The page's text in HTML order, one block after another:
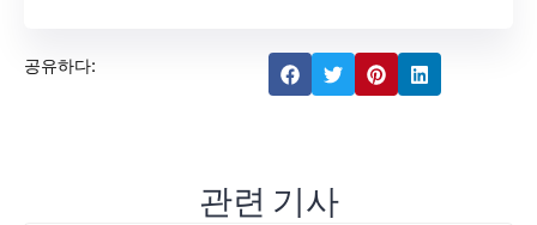
공유하다:
관련 기사